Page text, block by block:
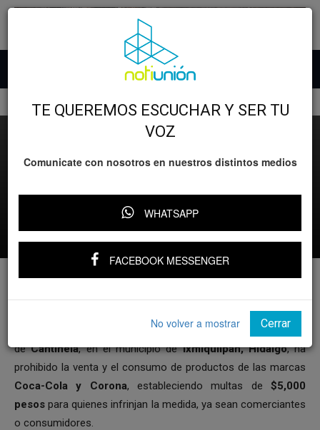
Lo nefasto
Prohíben venta y consumo de Coca-Cola
y Corona en comunidad de Hidalgo
Por YARI RIVERA - 11 febrero, 2025
Ixmiquilpan, Hidalgo – 11 de febrero de 2025.La comunidad
deCantinela, en el municipio deIxmiquilpan, Hidalgo, ha
prohibido la venta y el consumo de productos de las marcas
Coca-Cola y Corona, estableciendo multas de$5,000
pesos para quienes infrinjan la medida, ya sean comerciantes
o consumidores.
TE QUEREMOS ESCUCHAR Y SER TU
VOZ
Comunicate con nosotros en nuestros distintos medios
WHATSAPP
FACEBOOK MESSENGER
No volver a mostrar Cerrar